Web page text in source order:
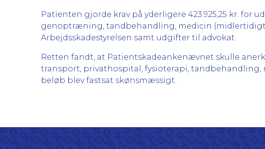
Patienten gjorde krav på yderligere 423.925,25 kr.
genoptræning, tandbehandling, medicin
Arbejdsskadestyrelsen samt udgifter til advokat.
Retten fandt, at Patientskadeankenævnet skulle
transport, privathospital, fysioterapi,
beløb blev fastsat skønsmæssigt.